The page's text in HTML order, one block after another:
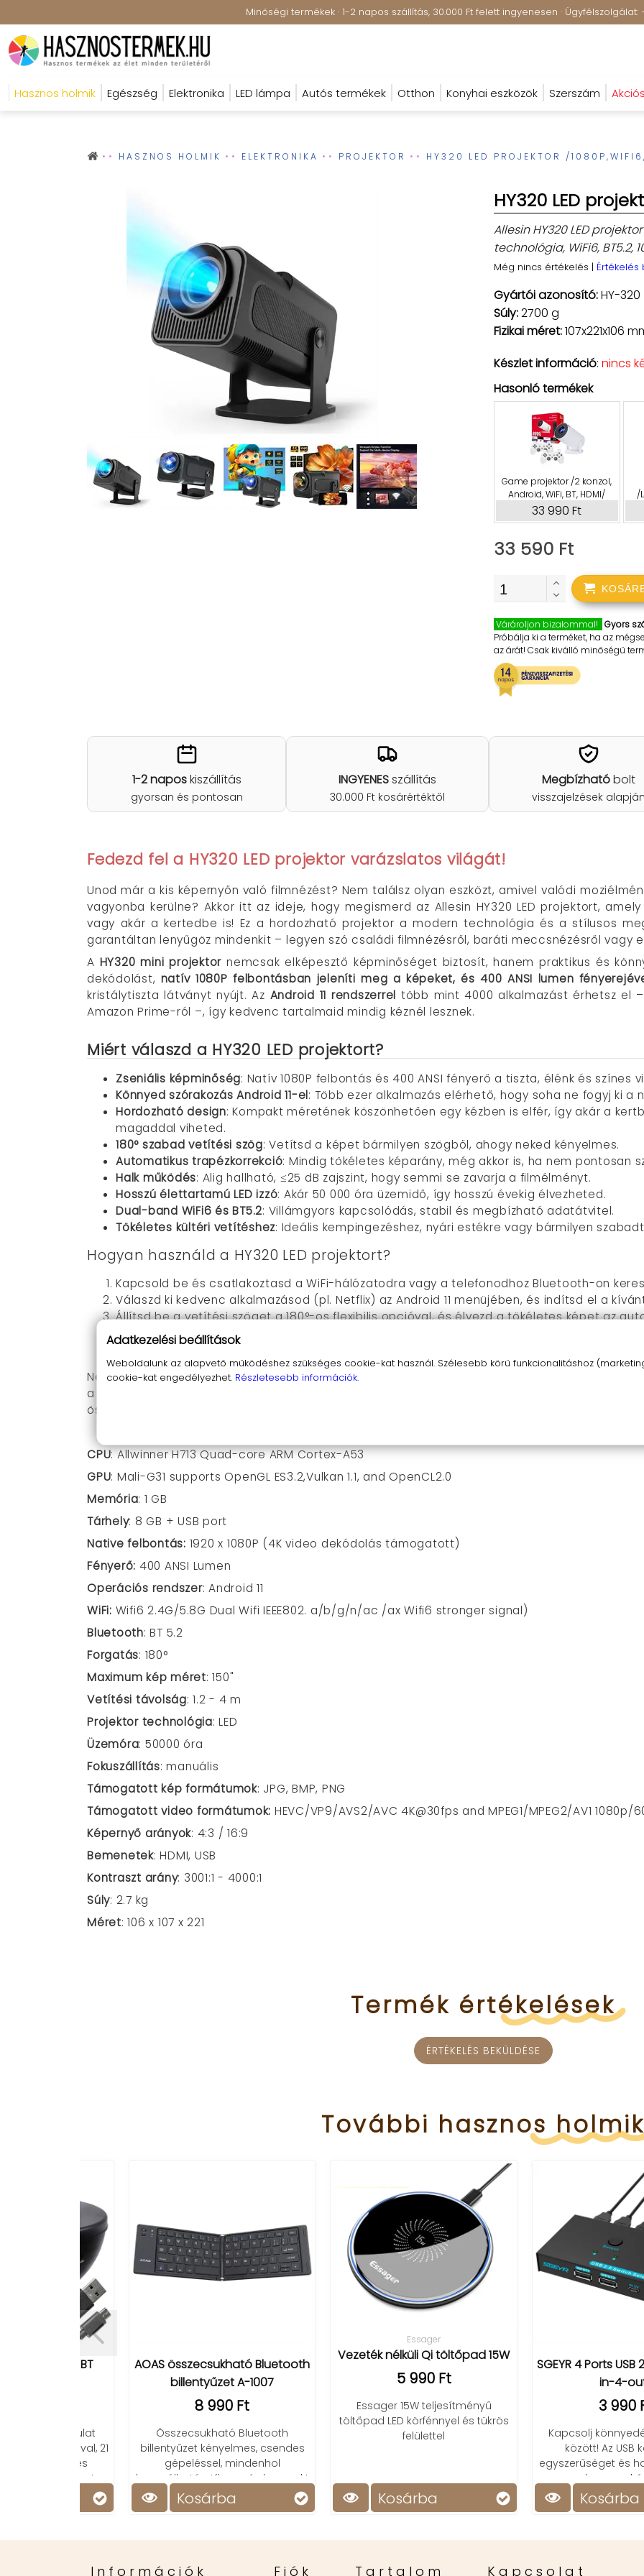
Minőségi termékek · 1-2 napos szállítás, 30.000 Ft felett ingyenesen ·
Hasznos holmik Egészség Elektronika LED lámpa Autós termékek Otthon Konyhai eszközök Szerszám
HASZNOS HOLMIK ELEKTRONIKA PROJEKTOR HY320 LED PROJEKTOR /
HY320 LED
Allesin HY320 LED
technológia, WiFi6, BT5.2,
Még nincs értékelés | Értékelés
Gyártói azonosító:HY-320
Súly:2700 g
Fizikai méret:107x221x106
Készlet információ: nincs
Hasonló termékek
Game projektor /2 konzol,
Android, WiFi, BT, HDMI/
33 990 Ft
/
33 590 Ft
Várároljon bizalommal! Gyors
Próbálja ki a terméket, ha az
az árát! Csak kiválló minőségű
1-2 naposkiszállítás
gyorsan és pontosan
INGYENESszállítás
30.000 Ft kosárértéktől
Megbízhatóbolt
visszajelzések
Fedezd fel a HY320 LED projektor varázslatos világát!
Unod már a kis képernyőn való filmnézést? Nem találsz olyan eszközt, amivel valódi
vagyonba kerülne? Akkor itt az ideje, hogy megismerd az Allesin HY320 LED projektort,
vagy akár a kertedbe is! Ez a hordozható projektor a modern technológia és a stílusos
garantáltan lenyűgöz mindenkit – legyen szó családi filmnézésről, baráti meccsnézésről vagy
A HY320 mini projektor nemcsak elképesztő képminőséget biztosít, hanem praktikus és
dekódolást, natív 1080P felbontásban jeleníti meg a képeket, és 400 ANSI lumen
kristálytiszta látványt nyújt. Az Android 11 rendszerrel több mint 4000 alkalmazást érhetsz el
Amazon Prime-ról –, így kedvenc tartalmaid mindig kéznél lesznek.
Miért válaszd a HY320 LED projektort?
Zseniális képminőség: Natív 1080P felbontás és 400 ANSI fényerő a tiszta, élénk és színes
Könnyed szórakozás Android 11-el: Több ezer alkalmazás elérhető, hogy soha ne fogyj ki a
Hordozható design: Kompakt méretének köszönhetően egy kézben is elfér, így akár a
magaddal viheted.
180° szabad vetítési szög: Vetítsd a képet bármilyen szögből, ahogy neked kényelmes.
Automatikus trapézkorrekció: Mindig tökéletes képarány, még akkor is, ha nem pontosan
Halk működés: Alig hallható, ≤25 dB zajszint, hogy semmi se zavarja a filmélményt.
Hosszú élettartamú LED izzó: Akár 50 000 óra üzemidő, így hosszú évekig élvezheted.
Dual-band WiFi6 és BT5.2: Villámgyors kapcsolódás, stabil és megbízható adatátvitel.
Tökéletes kültéri vetítéshez: Ideális kempingezéshez, nyári estékre vagy bármilyen
Hogyan használd a HY320 LED projektort?
Kapcsold be és csatlakoztasd a WiFi-hálózatodra vagy a telefonodhoz Bluetooth-on
Válaszd ki kedvenc alkalmazásod (pl. Netflix) az Android 11 menüjében, és indítsd el a
Állítsd be a vetítési szöget a 180°-os flexibilis opcióval, és élvezd a tökéletes képet az
köszönhetően.
Dőlj hátra, és hagyd, hogy a 3W HIFI beépített hangszóró elvarázsoljon!
Ne hagyd, hogy a legjobb pillanatok elúszanak – hozz létre saját mozit otthon vagy a
a kényelmes használatot és a modern technológiát egyetlen eszközben. Rendeld meg
összejövetelek sztárja!
CPU:Allwinner H713Quad-core ARM Cortex-A53
GPU: Mali-G31 supports OpenGL ES3.2,Vulkan 1.1, and OpenCL2.0
Memória: 1 GB
Tárhely: 8 GB + USB port
Native felbontás: 1920 x 1080P (4K video dekódolás támogatott)
Fényerő: 400 ANSI Lumen
Operációs rendszer: Android 11
WiFi: Wifi6 2.4G/5.8G Dual Wifi IEEE802. a/b/g/n/ac /ax Wifi6 stronger signal)
Bluetooth: BT 5.2
Forgatás: 180°
Maximum kép méret: 150"
Vetítési távolság:1.2 - 4 m
Projektor technológia: LED
Üzemóra: 50000 óra
Fokuszállítás: manuális
Támogatott kép formátumok: JPG, BMP, PNG
Támogatott video formátumok: HEVC/VP9/AVS2/AVC 4K@30fps and MPEG1/MPEG2/AV1 1080p/
Képernyő arányok: 4:3 / 16:9
Bemenetek:HDMI, USB
Kontraszt arány: 3001:1 - 4000:1
Súly: 2.7 kg
Méret: 106 x 107 x 221
Termék értékelések
ÉRTÉKELÉS BEKÜLDÉSE
További hasznos holmik
AOAS összecsukható Bluetooth
billentyűzet A-1007
8 990 Ft
Összecsukható Bluetooth
billentyűzet kényelmes, csendes
gépeléssel, mindenhol
használható, stílusos és kompakt
kialakítással.
Kosárba
Vezeték nélküli Qi töltőpad 15W
5 990 Ft
Essager 15W teljesítményű
töltőpad LED körfénnyel és tükrös
felülettel
Kosárba
SGEYR 4 Ports USB 2.0
in-4-out)
3 990 Ft
Kapcsolj könnyedén
között! Az USB kapcsoló
egyszerűséget és
hoz munkádba.
Kosárba
Információk Fiók Tartalom Kapcsolat
Adatkezelési beállítások
Weboldalunk az alapvető működéshez szükséges cookie-kat használ. Szélesebb körű funkcionalitáshoz
cookie-kat engedélyezhet. Részletesebb információk.